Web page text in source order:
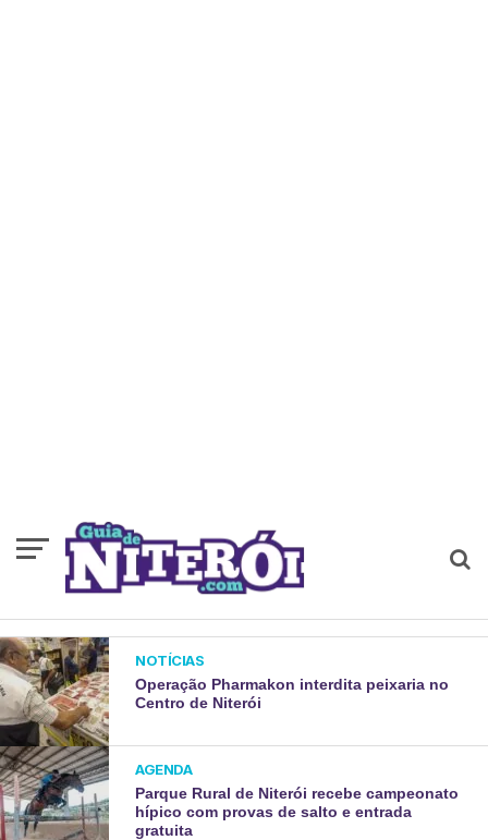
NOTÍCIAS
Operação Pharmakon interdita peixaria no
Centro de Niterói
AGENDA
Parque Rural de Niterói recebe campeonato
hípico com provas de salto e entrada
gratuita